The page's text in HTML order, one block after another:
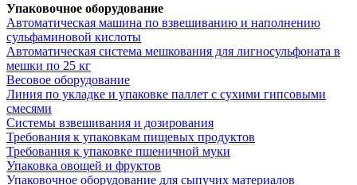
Упаковочное оборудование
Автоматическая машина по взвешиванию и наполнению
сульфаминовой кислоты
Автоматическая система мешкования для лигносульфоната в
мешки по 25 кг
Весовое оборудование
Линия по укладке и упаковке паллет с сухими гипсовыми
смесями
Системы взвешивания и дозирования
Требования к упаковкам пищевых продуктов
Требования к упаковке пшеничной муки
Упаковка овощей и фруктов
Упаковочное оборудование для сыпучих материалов